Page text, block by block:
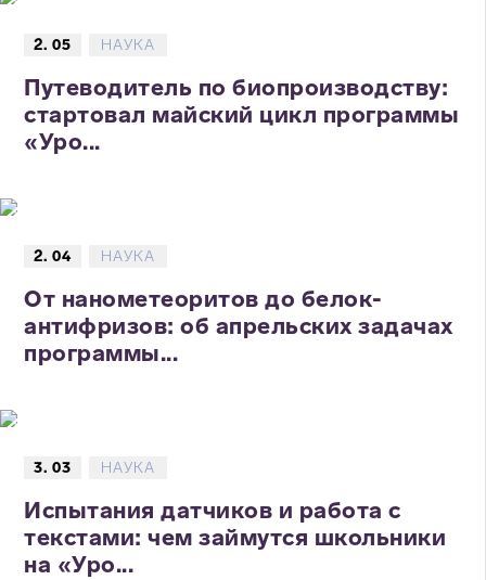
2. 05 НАУКА
Путеводитель по биопроизводству:
стартовал майский цикл программы
«Уро...
2. 04 НАУКА
От нанометеоритов до белок-
антифризов: об апрельских задачах
программы...
3. 03 НАУКА
Испытания датчиков и работа с
текстами: чем займутся школьники
на «Уро...